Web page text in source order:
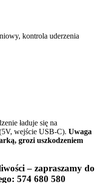
kontrola uderzenia
ładuje się na
wejście USB-C). Uwaga
grozi uszkodzeniem
– zapraszamy do
574 680 580